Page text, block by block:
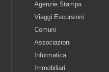
Agenzie Stampa
Viaggi Escursioni
Comuni
Associazioni
Informatica
Immobiliari